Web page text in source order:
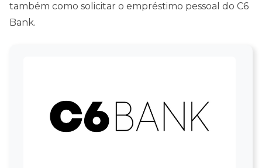
também como solicitar o empréstimo pessoal do C6
Bank.